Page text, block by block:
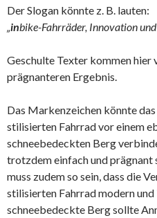
Der Slogan könnte z. B. lauten:
„inbike-Fahrräder, Innovation
Geschulte Texter kommen hier
prägnanteren Ergebnis.
Das Markenzeichen könnte das
stilisierten Fahrrad vor einem
schneebedeckten Berg
trotzdem einfach und prägnant
muss zudem so sein, dass die
stilisierten Fahrrad modern
schneebedeckte Berg sollte